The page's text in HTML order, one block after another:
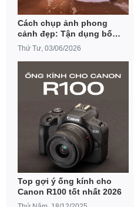
Cách chụp ảnh phong
cảnh đẹp: Tận dụng bố
cục và Bí quyết để bức ảnh
cân đối
Thứ Tư, 03/06/2026
Top gợi ý ống kính cho
Canon R100 tốt nhất 2026